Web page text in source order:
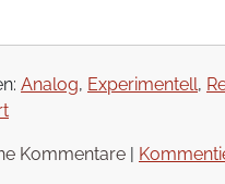
Analog, Experimentell,
Kommentare